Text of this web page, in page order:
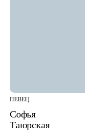
ПЕВЕЦ
Софья
Таюрская